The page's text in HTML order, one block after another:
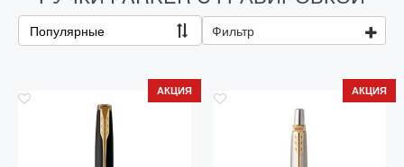
Популярные Фильтр
АКЦИЯ АКЦИЯ
Распродажа
Запчасти
Упаковка
Подарочные сертификаты